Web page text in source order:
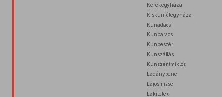
Kerekegyháza
Kiskunfélegyháza
Kunadacs
Kunbaracs
Kunpeszér
Kunszállás
Kunszentmiklós
Ladánybene
Lajosmizse
Lakitelek